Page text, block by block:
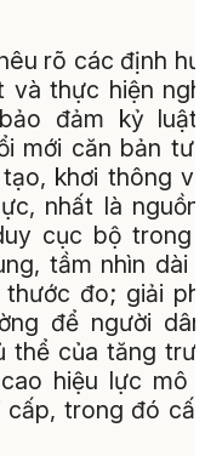
rõ các định
và thực hiện
đảm kỷ
mới căn bản tư
khơi thông
nhất là
cục bộ trong
tầm nhìn dài
đo; giải
để người
thể của tăng
hiệu lực mô
cấp, trong đó